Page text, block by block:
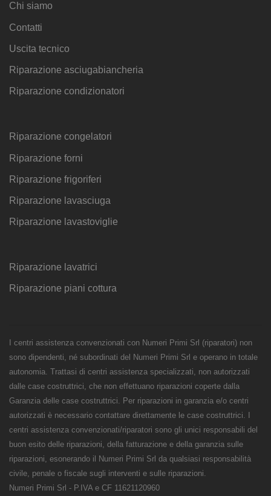
Chi siamo
Contatti
Uscita tecnico
Riparazione asciugabiancheria
Riparazione condizionatori
Riparazione congelatori
Riparazione forni
Riparazione frigoriferi
Riparazione lavasciuga
Riparazione lavastoviglie
Riparazione lavatrici
Riparazione piani cottura
I centri assistenza convenzionati con Numeri Primi Srl (riparatori) non
sono dipendenti, né subordinati del Numeri Primi Srl e operano in totale
autonomia. Trattasi di centri assistenza specializzati, non autorizzati
dalle case costruttrici, che non effettuano riparazioni coperte dalla
Garanzia delle case costruttrici. Per riparazioni in garanzia e/o centri
autorizzati è necessario contattare direttamente le case costruttrici. I
centri assistenza convenzionati/riparatori sono gli unici responsabili del
buon esito delle riparazioni, della fatturazione e della garanzia sulle
riparazioni, esonerando il Numeri Primi Srl da qualsiasi responsabilità
civile, penale o fiscale sugli interventi e sulle riparazioni.
Numeri Primi Srl - P.IVA e CF 11621120960